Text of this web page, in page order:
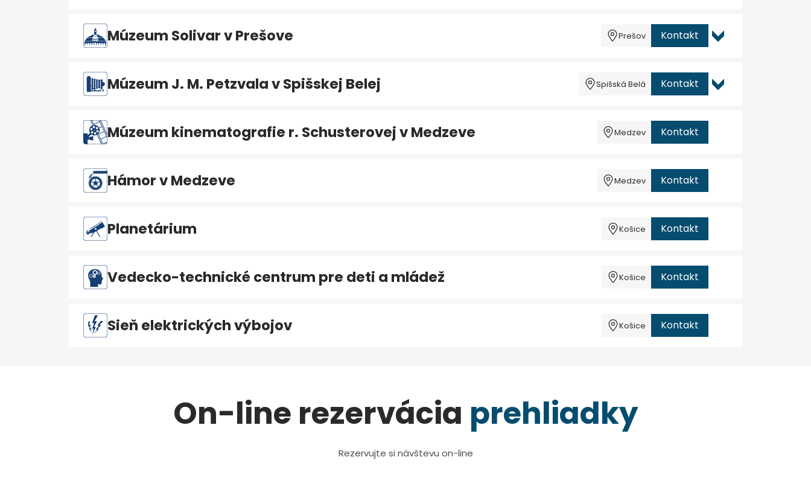
Múzeum Solivar v Prešove Prešov Kontakt
Múzeum J. M. Petzvala v Spišskej Belej Spišská Belá Kontakt
Múzeum kinematografie r. Schusterovej v Medzeve Medzev Kontakt
Hámor v Medzeve Medzev Kontakt
Planetárium Košice Kontakt
Vedecko-technické centrum pre deti a mládež Košice Kontakt
Sieň elektrických výbojov Košice Kontakt
On-line rezervácia prehliadky
Rezervujte si návštevu on-line